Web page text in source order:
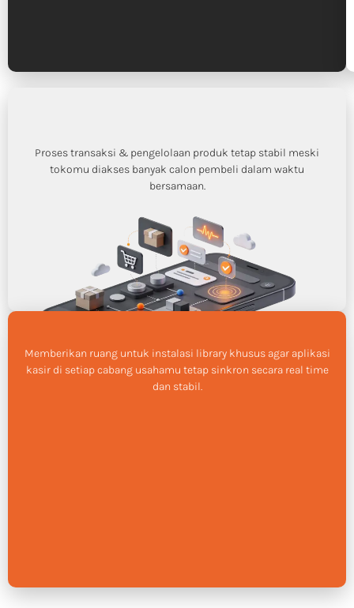
Proses transaksi & pengelolaan produk tetap stabil meski
tokomu diakses banyak calon pembeli dalam waktu
bersamaan.
Memberikan ruang untuk instalasi library khusus agar aplikasi
kasir di setiap cabang usahamu tetap sinkron secara real time
dan stabil.